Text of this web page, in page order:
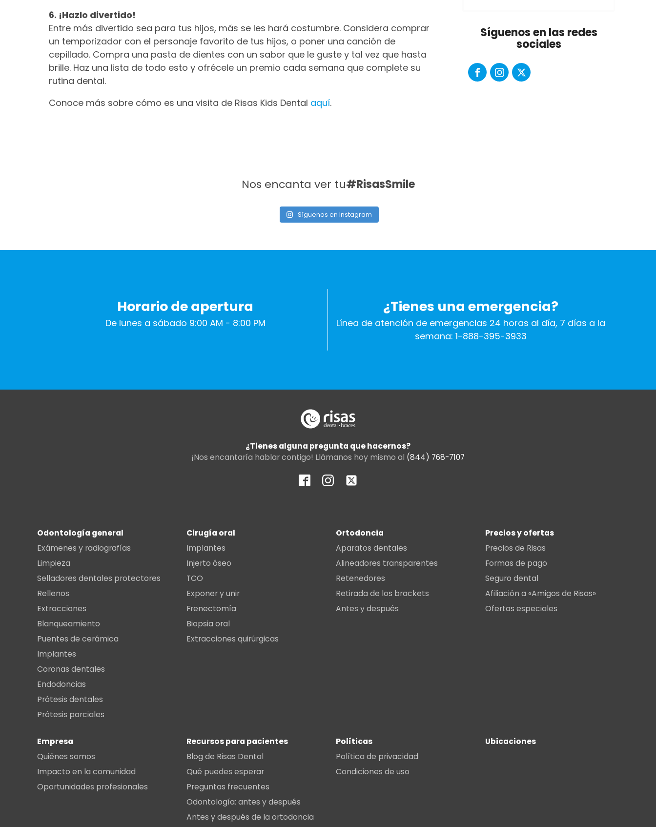
6. ¡Hazlo divertido!
Entre más divertido sea para tus hijos, más se les hará costumbre. Considera comprar
un temporizador con el personaje favorito de tus hijos, o poner una canción de
cepillado. Compra una pasta de dientes con un sabor que le guste y tal vez que hasta
brille. Haz una lista de todo esto y ofrécele un premio cada semana que complete su
rutina dental.
Conoce más sobre cómo es una visita de Risas Kids Dental aquí.
Síguenos en las redes
sociales
Nos encanta ver tu#RisasSmile
Síguenos en Instagram
Horario de apertura
De lunes a sábado 9:00 AM - 8:00 PM
¿Tienes una emergencia?
Línea de atención de emergencias 24 horas al día, 7 días a la
semana: 1-888-395-3933
¿Tienes alguna pregunta que hacernos?
¡Nos encantaría hablar contigo! Llámanos hoy mismo al (844) 768-7107
Odontología general
Exámenes y radiografías
Limpieza
Selladores dentales protectores
Rellenos
Extracciones
Blanqueamiento
Puentes de cerámica
Implantes
Coronas dentales
Endodoncias
Prótesis dentales
Prótesis parciales
Cirugía oral
Implantes
Injerto óseo
TCO
Exponer y unir
Frenectomía
Biopsia oral
Extracciones quirúrgicas
Ortodoncia
Aparatos dentales
Alineadores transparentes
Retenedores
Retirada de los brackets
Antes y después
Precios y ofertas
Precios de Risas
Formas de pago
Seguro dental
Afiliación a «Amigos de Risas»
Ofertas especiales
Empresa
Quiénes somos
Impacto en la comunidad
Oportunidades profesionales
Recursos para pacientes
Blog de Risas Dental
Qué puedes esperar
Preguntas frecuentes
Odontología: antes y después
Antes y después de la ortodoncia
Políticas
Política de privacidad
Condiciones de uso
Ubicaciones